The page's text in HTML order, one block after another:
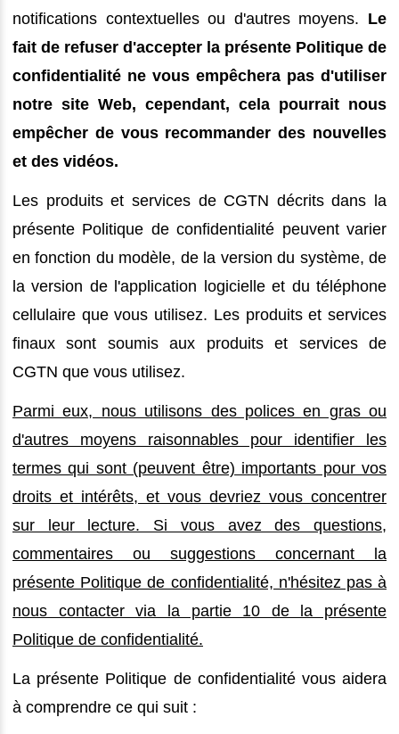
notifications contextuelles ou d'autres moyens. Le
fait de refuser d'accepter la présente Politique de
confidentialité ne vous empêchera pas d'utiliser
notre site Web, cependant, cela pourrait nous
empêcher de vous recommander des nouvelles
et des vidéos.
Les produits et services de CGTN décrits dans la
présente Politique de confidentialité peuvent varier
en fonction du modèle, de la version du système, de
la version de l'application logicielle et du téléphone
cellulaire que vous utilisez. Les produits et services
finaux sont soumis aux produits et services de
CGTN que vous utilisez.
Parmi eux, nous utilisons des polices en gras ou
d'autres moyens raisonnables pour identifier les
termes qui sont (peuvent être) importants pour vos
droits et intérêts, et vous devriez vous concentrer
sur leur lecture. Si vous avez des questions,
commentaires ou suggestions concernant la
présente Politique de confidentialité, n'hésitez pas à
nous contacter via la partie 10 de la présente
Politique de confidentialité.
La présente Politique de confidentialité vous aidera
à comprendre ce qui suit :